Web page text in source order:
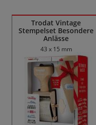
Trodat Vintage
Stempelset Besondere
Anlässe
43 x 15 mm